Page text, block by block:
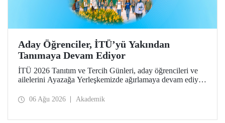
Aday Öğrenciler, İTÜ’yü Yakından
Tanımaya Devam Ediyor
İTÜ 2026 Tanıtım ve Tercih Günleri, aday öğrencileri ve
ailelerini Ayazağa Yerleşkemizde ağırlamaya devam ediyor.
ilgili fakülte ve birimler adaylara bilgi vermeye devam
06 Ağu 2026 Akademik